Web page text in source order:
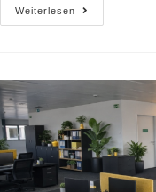
Weiterlesen